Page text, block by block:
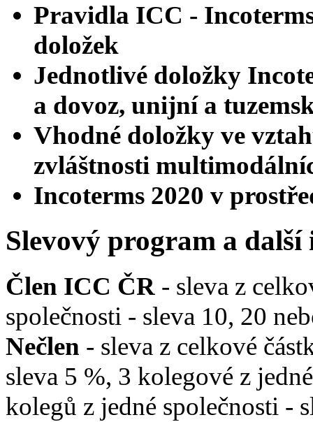
Pravidla ICC -
doložek
Jednotlivé doložky
a dovoz, unijní a
Vhodné doložky ve
zvláštnosti
Incoterms 2020 v
Slevový program a
Člen ICC ČR - sleva z
společnosti - sleva 10, 20
Nečlen - sleva z celkové
sleva 5 %, 3 kolegové z
kolegů z jedné společnosti -